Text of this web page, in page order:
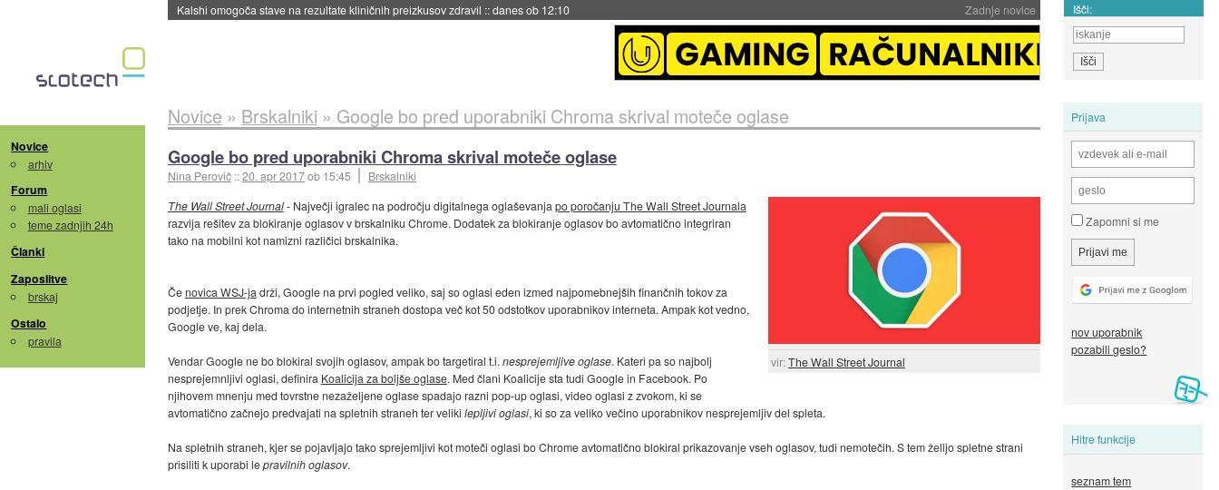
Zadnje novice
Sandisk že prodal več kot polovico SSD-jev za naslednji dve leti::danes ob 11:37 Išči:
Novice
arhiv
Forum
mali oglasi
teme zadnjih 24h
Članki
Zaposlitve
brskaj
Ostalo
pravila
Prijava
Zapomni si me
nov uporabnik
pozabili geslo?
Hitre funkcije
seznam tem
Novice » Brskalniki » Google bo pred uporabniki Chroma skrival moteče oglase
Google bo pred uporabniki Chroma skrival moteče oglase
Nina Perovič ::20. apr 2017ob 15:45 Brskalniki
vir:The Wall Street Journal
The Wall Street Journal- Največji igralec na področju digitalnega oglaševanja po poročanju The Wall Street Journala
razvija rešitev za blokiranje oglasov v brskalniku Chrome. Dodatek za blokiranje oglasov bo avtomatično integriran
tako na mobilni kot namizni različici brskalnika.
Čenovica WSJ-ja drži, Google na prvi pogled veliko, saj so oglasi eden izmed najpomebnejših finančnih tokov za
podjetje. In prek Chroma do internetnih straneh dostopa več kot 50 odstotkov uporabnikov interneta. Ampak kot vedno,
Google ve, kaj dela.
Vendar Google ne bo blokiral svojih oglasov, ampak bo targetiral t.i. nesprejemljive oglase. Kateri pa so najbolj
nesprejemnljivi oglasi, definira Koalicija za boljše oglase. Med člani Koalicije sta tudi Google in Facebook. Po
njihovem mnenju med tovrstne nezaželjene oglase spadajo razni pop-up oglasi, video oglasi z zvokom, ki se
avtomatično začnejo predvajati na spletnih straneh ter veliki lepljivi oglasi, ki so za veliko večino uporabnikov nesprejemljiv del spleta.
Na spletnih straneh, kjer se pojavljajo tako sprejemljivi kot moteči oglasi bo Chrome avtomatično blokiral prikazovanje vseh oglasov, tudi nemotečih. S tem želijo spletne strani
prisiliti k uporabi lepravilnih oglasov.